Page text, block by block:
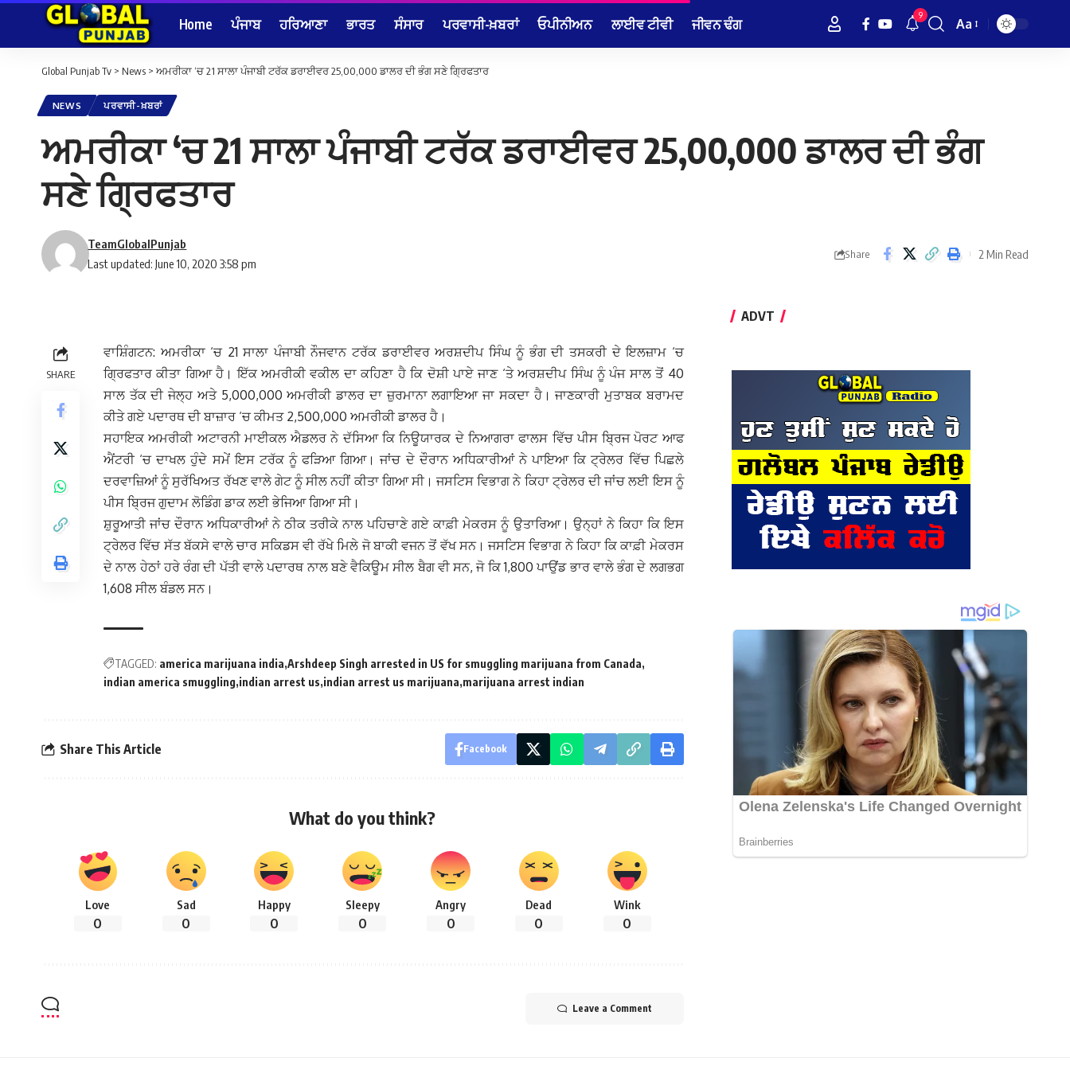
Home ਪੰਜਾਬ ਹਰਿਆਣਾ ਭਾਰਤ ਸੰਸਾਰ ਪਰਵਾਸੀ-ਖ਼ਬਰਾਂ ਓਪੀਨੀਅਨ ਲਾਈਵ ਟੀਵੀ ਜੀਵਨ ਢੰਗ 9
Font
Aa
Global Punjab Tv > News > ਅਮਰੀਕਾ ‘ਚ 21 ਸਾਲਾ ਪੰਜਾਬੀ ਟਰੱਕ ਡਰਾਈਵਰ 25,00,000 ਡਾਲਰ ਦੀ ਭੰਗ ਸਣੇ ਗ੍ਰਿਫਤਾਰ
NEWS ਪਰਵਾਸੀ-ਖ਼ਬਰਾਂ
ਅਮਰੀਕਾ ‘ਚ 21 ਸਾਲਾ ਪੰਜਾਬੀ ਟਰੱਕ ਡਰਾਈਵਰ 25,00,000 ਡਾਲਰ ਦੀ ਭੰਗ
ਸਣੇ ਗ੍ਰਿਫਤਾਰ
Last updated: June 10, 2020 3:58 pm
TeamGlobalPunjab
Share 2 Min Read
SHARE
ਵਾਸ਼ਿੰਗਟਨ: ਅਮਰੀਕਾ ‘ਚ 21 ਸਾਲਾ ਪੰਜਾਬੀ ਨੌਜਵਾਨ ਟਰੱਕ ਡਰਾਈਵਰ ਅਰਸ਼ਦੀਪ ਸਿੰਘ ਨੂੰ ਭੰਗ ਦੀ ਤਸਕਰੀ ਦੇ ਇਲਜ਼ਾਮ ‘ਚ
ਗ੍ਰਿਫਤਾਰ ਕੀਤਾ ਗਿਆ ਹੈ। ਇੱਕ ਅਮਰੀਕੀ ਵਕੀਲ ਦਾ ਕਹਿਣਾ ਹੈ ਕਿ ਦੋਸ਼ੀ ਪਾਏ ਜਾਣ ‘ਤੇ ਅਰਸ਼ਦੀਪ ਸਿੰਘ ਨੂੰ ਪੰਜ ਸਾਲ ਤੋਂ 40
ਸਾਲ ਤੱਕ ਦੀ ਜੇਲ੍ਹ ਅਤੇ 5,000,000 ਅਮਰੀਕੀ ਡਾਲਰ ਦਾ ਜ਼ੁਰਮਾਨਾ ਲਗਾਇਆ ਜਾ ਸਕਦਾ ਹੈ। ਜਾਣਕਾਰੀ ਮੁਤਾਬਕ ਬਰਾਮਦ
ਕੀਤੇ ਗਏ ਪਦਾਰਥ ਦੀ ਬਾਜ਼ਾਰ ‘ਚ ਕੀਮਤ 2,500,000 ਅਮਰੀਕੀ ਡਾਲਰ ਹੈ।
ਸਹਾਇਕ ਅਮਰੀਕੀ ਅਟਾਰਨੀ ਮਾਈਕਲ ਐਡਲਰ ਨੇ ਦੱਸਿਆ ਕਿ ਨਿਊਯਾਰਕ ਦੇ ਨਿਆਗਰਾ ਫਾਲਸ ਵਿੱਚ ਪੀਸ ਬ੍ਰਿਜ ਪੋਰਟ ਆਫ
ਐਂਟਰੀ ‘ਚ ਦਾਖਲ ਹੁੰਦੇ ਸਮੇਂ ਇਸ ਟਰੱਕ ਨੂੰ ਫੜਿਆ ਗਿਆ। ਜਾਂਚ ਦੇ ਦੌਰਾਨ ਅਧਿਕਾਰੀਆਂ ਨੇ ਪਾਇਆ ਕਿ ਟ੍ਰੇਲਰ ਵਿੱਚ ਪਿਛਲੇ
ਦਰਵਾਜ਼ਿਆਂ ਨੂੰ ਸੁਰੱਖਿਅਤ ਰੱਖਣ ਵਾਲੇ ਗੇਟ ਨੂੰ ਸੀਲ ਨਹੀਂ ਕੀਤਾ ਗਿਆ ਸੀ। ਜਸਟਿਸ ਵਿਭਾਗ ਨੇ ਕਿਹਾ ਟ੍ਰੇਲਰ ਦੀ ਜਾਂਚ ਲਈ ਇਸ ਨੂੰ
ਪੀਸ ਬ੍ਰਿਜ ਗੁਦਾਮ ਲੋਡਿੰਗ ਡਾਕ ਲਈ ਭੇਜਿਆ ਗਿਆ ਸੀ।
ਸ਼ੁਰੂਆਤੀ ਜਾਂਚ ਦੌਰਾਨ ਅਧਿਕਾਰੀਆਂ ਨੇ ਠੀਕ ਤਰੀਕੇ ਨਾਲ ਪਹਿਚਾਣੇ ਗਏ ਕਾਫ਼ੀ ਮੇਕਰਸ ਨੂੰ ਉਤਾਰਿਆ। ਉਨ੍ਹਾਂ ਨੇ ਕਿਹਾ ਕਿ ਇਸ
ਟ੍ਰੇਲਰ ਵਿੱਚ ਸੱਤ ਬੱਕਸੇ ਵਾਲੇ ਚਾਰ ਸਕਿਡਸ ਵੀ ਰੱਖੇ ਮਿਲੇ ਜੋ ਬਾਕੀ ਵਜਨ ਤੋਂ ਵੱਖ ਸਨ। ਜਸਟਿਸ ਵਿਭਾਗ ਨੇ ਕਿਹਾ ਕਿ ਕਾਫ਼ੀ ਮੇਕਰਸ
ਦੇ ਨਾਲ ਹੇਠਾਂ ਹਰੇ ਰੰਗ ਦੀ ਪੱਤੀ ਵਾਲੇ ਪਦਾਰਥ ਨਾਲ ਬਣੇ ਵੈਕਿਊਮ ਸੀਲ ਬੈਗ ਵੀ ਸਨ, ਜੋ ਕਿ 1,800 ਪਾਉਂਡ ਭਾਰ ਵਾਲੇ ਭੰਗ ਦੇ ਲਗਭਗ
1,608 ਸੀਲ ਬੰਡਲ ਸਨ।
TAGGED: america marijuana india Arshdeep Singh arrested in US for smuggling marijuana from Canada
indian america smuggling indian arrest us indian arrest us marijuana marijuana arrest indian
Share This Article Facebook
What do you think?
Love
0
Sad
0
Happy
0
Sleepy
0
Angry
0
Dead
0
Wink
0
Leave a Comment
ADVT